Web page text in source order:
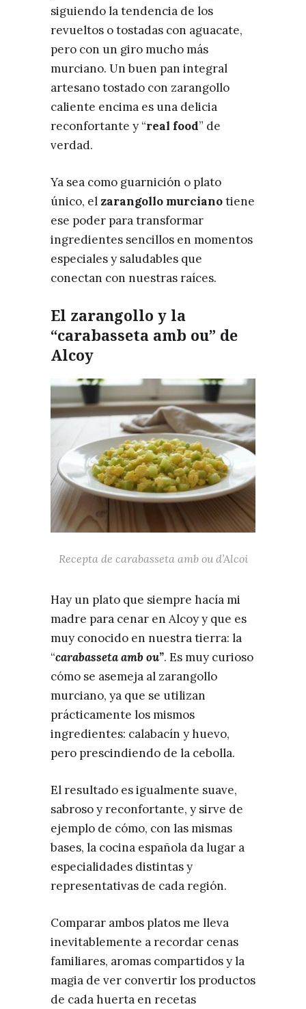
siguiendo la tendencia de los
revueltos o tostadas con aguacate,
pero con un giro mucho más
murciano. Un buen pan integral
artesano tostado con zarangollo
caliente encima es una delicia
reconfortante y “real food” de
verdad.
Ya sea como guarnición o plato
único, el zarangollo murcianotiene
ese poder para transformar
ingredientes sencillos en momentos
especiales y saludables que
conectan con nuestras raíces.
​El zarangollo y la
“carabasseta amb ou” de
Alcoy
Recepta de carabasseta amb ou d’Alcoi
Hay un plato que siempre hacía mi
madre para cenar en Alcoy y que es
muy conocido en nuestra tierra: la
“carabasseta amb ou”. Es muy curioso
cómo se asemeja al zarangollo
murciano, ya que se utilizan
prácticamente los mismos
ingredientes: calabacín y huevo,
pero prescindiendo de la cebolla.
El resultado es igualmente suave,
sabroso y reconfortante, y sirve de
ejemplo de cómo, con las mismas
bases, la cocina española da lugar a
especialidades distintas y
representativas de cada región.
Comparar ambos platos me lleva
inevitablemente a recordar cenas
familiares, aromas compartidos y la
magia de ver convertir los productos
de cada huerta en recetas